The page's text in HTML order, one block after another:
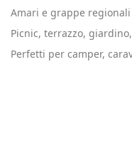
Amari e grappe
Picnic, terrazzo,
Perfetti per camper,